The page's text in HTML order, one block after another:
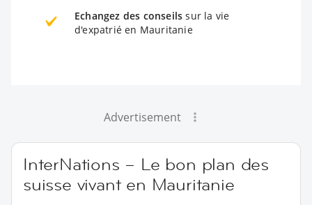
Echangez des conseils sur la vie
d'expatrié en Mauritanie
Advertisement
InterNations – Le bon plan des
suisse vivant en Mauritanie